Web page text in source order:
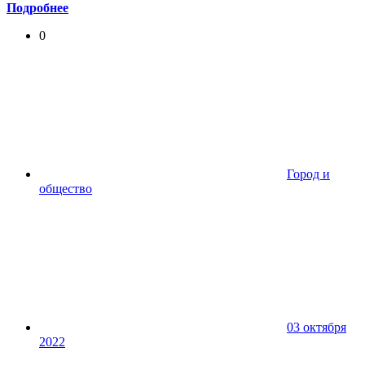
Подробнее
0
Город и
общество
03 октября
2022